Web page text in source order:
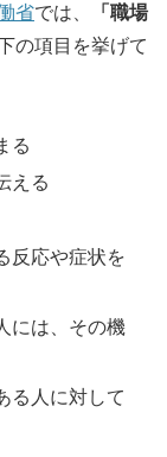
省では、
「職場
の項目を挙げて
る
える
反応や症状を
には、その機
る人に対して